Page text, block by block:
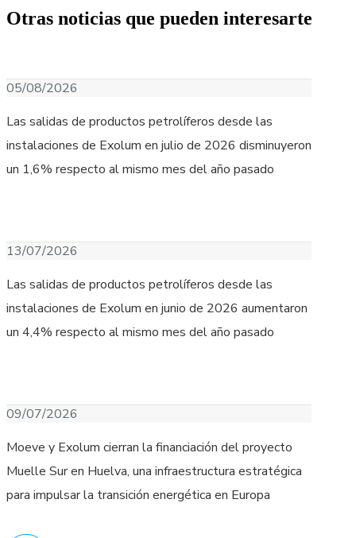
Otras noticias que pueden interesarte
05/08/2026
Las salidas de productos petrolíferos desde las
instalaciones de Exolum en julio de 2026 disminuyeron
un 1,6% respecto al mismo mes del año pasado
13/07/2026
Las salidas de productos petrolíferos desde las
instalaciones de Exolum en junio de 2026 aumentaron
un 4,4% respecto al mismo mes del año pasado
09/07/2026
Moeve y Exolum cierran la financiación del proyecto
Muelle Sur en Huelva, una infraestructura estratégica
para impulsar la transición energética en Europa